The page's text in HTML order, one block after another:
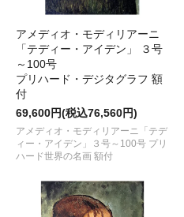
アメディオ・モディリアーニ
「テディー・アイデン」 ３号
～100号
プリハード・デジタグラフ 額
付
69,600円(税込76,560円)
アメディオ・モディリアーニ「テデ
ィー・アイデン」３号～100号 プリ
ハード世界の名画 額付